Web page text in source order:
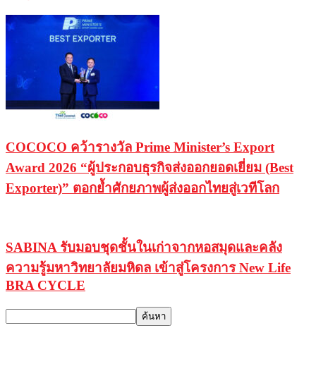
COCOCO คว้ารางวัล Prime Minister’s Export
Award 2026 “ผู้ประกอบธุรกิจส่งออกยอดเยี่ยม (Best
Exporter)” ตอกย้ำศักยภาพผู้ส่งออกไทยสู่เวทีโลก
SABINA รับมอบชุดชั้นในเก่าจากหอสมุดและคลัง
ความรู้มหาวิทยาลัยมหิดล เข้าสู่โครงการ New Life
BRA CYCLE